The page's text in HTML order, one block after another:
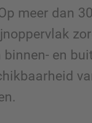
meer dan
en